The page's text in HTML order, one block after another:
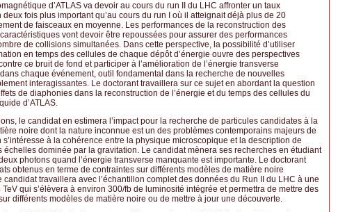
d’ATLAS va devoir au cours du run II du LHC affronter un taux
deux fois plus important qu’au cours du run I où il atteignait déjà plus de 20
de faisceaux en moyenne. Les performances de la reconstruction des
vont devoir être repoussées pour assurer des performances
de collisions simultanées. Dans cette perspective, la possibilité d’utiliser
en temps des cellules de chaque dépôt d’énergie ouvre des perspectives
ce bruit de fond et participer à l’amélioration de l’énergie transverse
chaque événement, outil fondamental dans la recherche de nouvelles
interagissantes. Le doctorant travaillera sur ce sujet en abordant la question
de diaphonies dans la reconstruction de l’énergie et du temps des cellules du
d’ATLAS.
le candidat en estimera l’impact pour la recherche de particules candidates à la
noire dont la nature inconnue est un des problèmes contemporains majeurs de
s’intéresse à la cohérence entre la physique microscopique et la description de
échelles dominée par la gravitation. Le candidat mènera ses recherches en étudiant
photons quand l’énergie transverse manquante est importante. Le doctorant
obtenus en terme de contraintes sur différents modèles de matière noire
candidat travaillera avec l’échantillon complet des données du Run II du LHC à une
qui s’élèvera à environ 300/fb de luminosité intégrée et permettra de mettre des
différents modèles de matière noire ou de mettre à jour une découverte.